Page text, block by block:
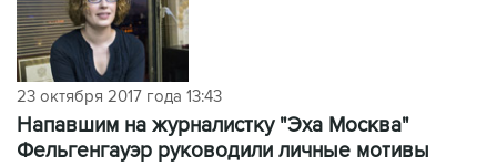
23 октября 2017 года 13:43
Напавшим на журналистку "Эха Москва"
Фельгенгауэр руководили личные мотивы